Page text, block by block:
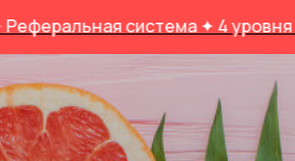
система ✦ 4 уровня